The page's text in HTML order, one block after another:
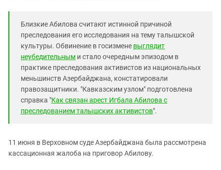
Близкие Абилова считают истинной причиной
преследования его исследования на тему талышской
культуры. Обвинение в госизмене выглядит
неубедительным и стало очередным эпизодом в
практике преследования активистов из национальных
меньшинств Азербайджана, констатировали
правозащитники. "Кавказским узлом" подготовлена
справка "Как связан арест Игбала Абилова с
преследованием талышских активистов".
11 июня в Верховном суде Азербайджана была рассмотрена
кассационная жалоба на приговор Абилову.